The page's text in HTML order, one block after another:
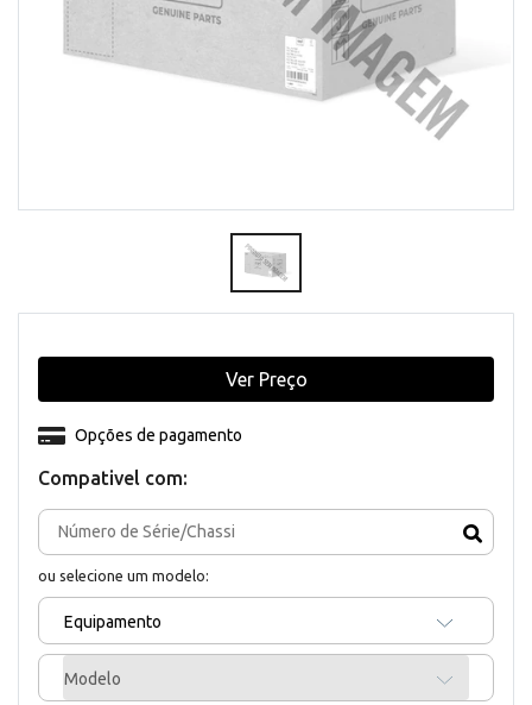
Compativel com:
ou selecione um modelo:
Equipamento
Modelo
Opções de pagamento
Ver Preço